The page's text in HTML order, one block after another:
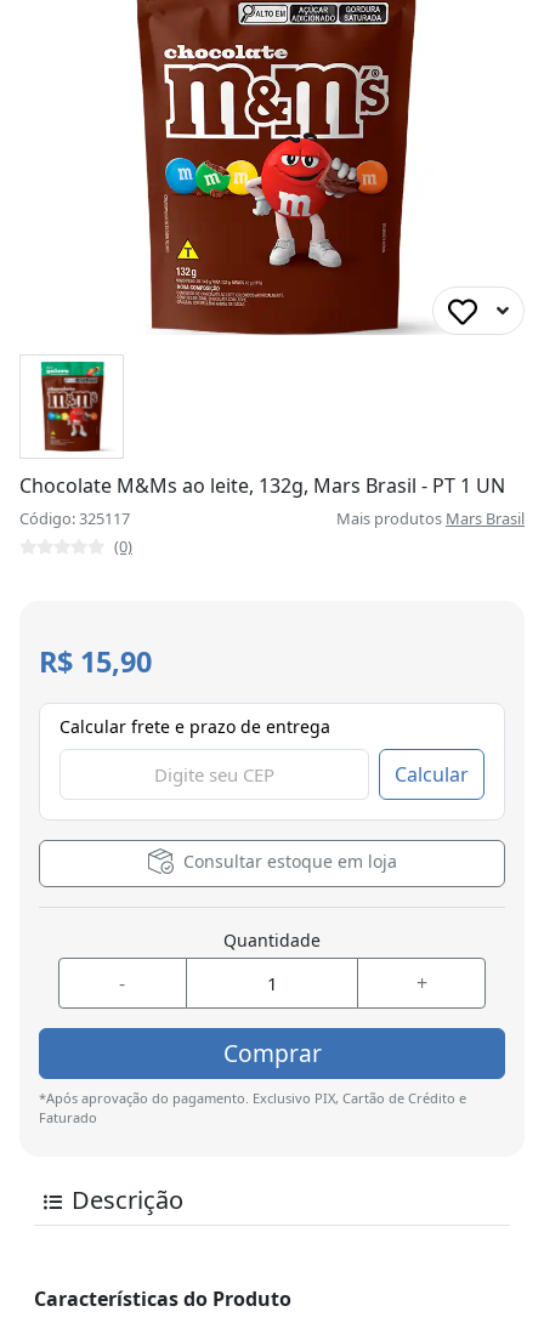
Chocolate M&Ms ao leite, 132g, Mars Brasil - PT 1 UN
Código: 325117 Mais produtos Mars Brasil
(0)
R$ 15,90
Calcular frete e prazo de entrega
Calcular
Consultar estoque em loja
Quantidade
- +
Comprar
*Após aprovação do pagamento. Exclusivo PIX, Cartão de Crédito e
Faturado
Descrição
Características do Produto